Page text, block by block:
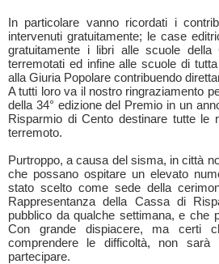
In particolare vanno ricordati i
intervenuti gratuitamente; le case
gratuitamente i libri alle scuole
terremotati ed infine alle scuole di
alla Giuria Popolare contribuendo
A tutti loro va il nostro ringraziamento
della 34° edizione del Premio in un
Risparmio di Cento destinare tutte le
terremoto.
Purtroppo, a causa del sisma, in città
che possano ospitare un elevato
stato scelto come sede della
Rappresentanza della Cassa di
pubblico da qualche settimana, e che
Con grande dispiacere, ma certi
comprendere le difficoltà, non sarà
partecipare.